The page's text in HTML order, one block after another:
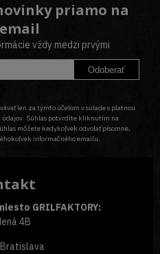
priamo na
vždy medzi prvými
Odoberať
len za týmto účelom v súlade s platnou
údajov. Súhlas potvrdíte kliknutím na
môžete kedykoľvek odvolať písomne,
informačného emailu.
GRILFAKTORY:
4B